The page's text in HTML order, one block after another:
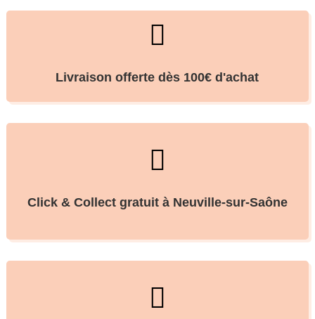

Livraison offerte dès 100€ d'achat

Click & Collect gratuit à Neuville-sur-Saône
